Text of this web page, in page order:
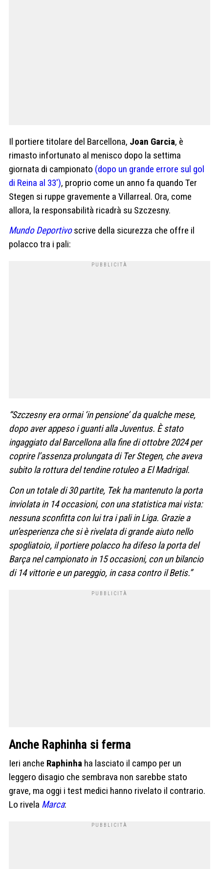
Il portiere titolare del Barcellona, Joan Garcia, è
rimasto infortunato al menisco dopo la settima
giornata di campionato (dopo un grande errore sul gol
di Reina al 33′), proprio come un anno fa quando Ter
Stegen si ruppe gravemente a Villarreal. Ora, come
allora, la responsabilità ricadrà su Szczesny.
Mundo Deportivoscrive della sicurezza che offre il
polacco tra i pali:
“Szczesny era ormai ‘in pensione’ da qualche mese,
dopo aver appeso i guanti alla Juventus. È stato
ingaggiato dal Barcellona alla fine di ottobre 2024 per
coprire l’assenza prolungata di Ter Stegen, che aveva
subito la rottura del tendine rotuleo a El Madrigal.
Con un totale di 30 partite, Tek ha mantenuto la porta
inviolata in 14 occasioni, con una statistica mai vista:
nessuna sconfitta con lui tra i pali in Liga. Grazie a
un’esperienza che si è rivelata di grande aiuto nello
spogliatoio, il portiere polacco ha difeso la porta del
Barça nel campionato in 15 occasioni, con un bilancio
di 14 vittorie e un pareggio, in casa contro il Betis.”
Anche Raphinha si ferma
Ieri anche Raphinha ha lasciato il campo per un
leggero disagio che sembrava non sarebbe stato
grave, ma oggi i test medici hanno rivelato il contrario.
Lo rivela Marca: